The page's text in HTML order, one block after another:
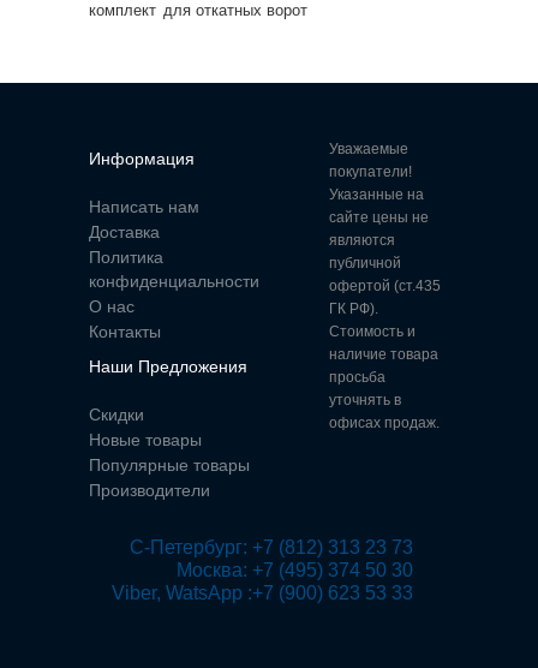
комплект для откатных ворот
Информация
Написать нам
Доставка
Политика
конфиденциальности
О нас
Контакты
Наши Предложения
Скидки
Новые товары
Популярные товары
Производители
Москва: +7 (495) 374 50 30
Viber, WatsApp :+7 (900) 623 53 33
Уважаемые
покупатели!
Указанные на
сайте цены не
являются
публичной
офертой (ст.435
ГК РФ).
Стоимость и
наличие товара
просьба
уточнять в
офисах продаж.